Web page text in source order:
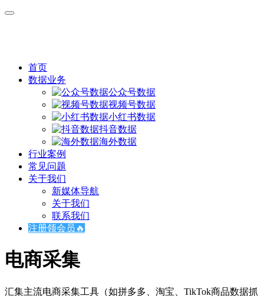
首页
数据业务
公众号数据
视频号数据
小红书数据
抖音数据
海外数据
行业案例
常见问题
关于我们
新媒体导航
关于我们
联系我们
注册领会员🔥
电商采集
汇集主流电商采集工具（如拼多多、淘宝、TikTok商品数据抓